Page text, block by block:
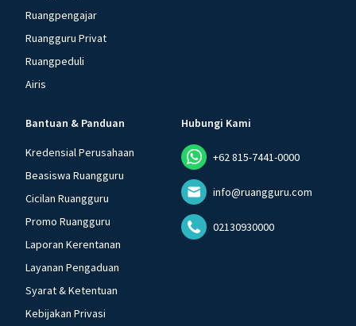
Ruangpengajar
Ruangguru Privat
Ruangpeduli
Airis
Bantuan & Panduan
Kredensial Perusahaan
Beasiswa Ruangguru
Cicilan Ruangguru
Promo Ruangguru
Laporan Kerentanan
Layanan Pengaduan
Syarat & Ketentuan
Kebijakan Privasi
Hubungi Kami
+62 815-7441-0000
info@ruangguru.com
02130930000